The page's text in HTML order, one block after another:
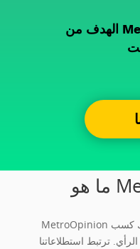
الهدف من MetroOpinion هو منحك أفضل
MetroOpinion عبارة عن لوحة مجانية حيث يمكنك كسب
ترتبط استطلاعاتنا